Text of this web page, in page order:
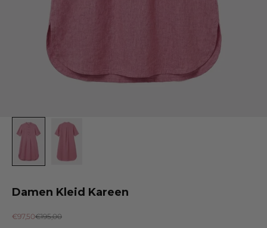
Damen Kleid Kareen
Angebot
€97,50Regulärer Preis
€195,00